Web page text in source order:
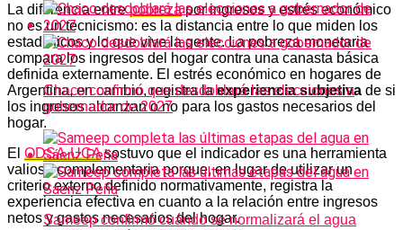
La diferencia entrepobrezapor ingresos y estrés económico
no es un tecnicismo: es la distancia entre lo que miden los
estadísticos y lo que vive la gente. La pobreza monetaria
compara los ingresos del hogar contra una canasta básica
definida externamente. El estrés económico en hogares de
Argentina, en cambio, registra laexperiencia subjetiva de si
los ingresos alcanzan o no para los gastos necesarios del
hogar.
El ODSA-UCAsostuvo que el indicador es una herramienta
valiosa complementaria porque, en lugar de utilizar un
criterio externo definido normativamente, registra la
experiencia efectiva en cuanto a la relación entre ingresos
netos y gastos necesarios del hogar.
Chaco confirmó que desdoblará las elecciones a
gobernador de 2027
Sameep confirmó cuándo se normalizará el agua